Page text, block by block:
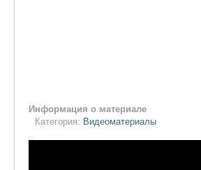
Информация о материале
Категория: Видеоматериалы